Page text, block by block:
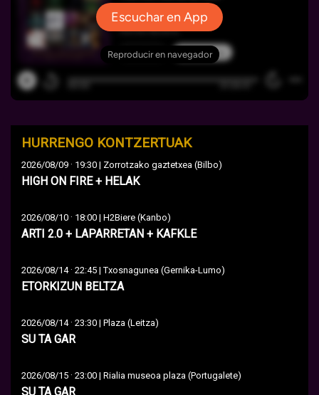
HURRENGO KONTZERTUAK
2026/08/09 · 19:30 | Zorrotzako gaztetxea (Bilbo)
HIGH ON FIRE + HELAK
2026/08/10 · 18:00 | H2Biere (Kanbo)
ARTI 2.0 + LAPARRETAN + KAFKLE
2026/08/14· 22:45 | Txosnagunea (Gernika-Lumo)
ETORKIZUN BELTZA
2026/08/14· 23:30 | Plaza (Leitza)
SU TA GAR
2026/08/15 · 23:00 | Rialia museoa plaza (Portugalete)
SU TA GAR